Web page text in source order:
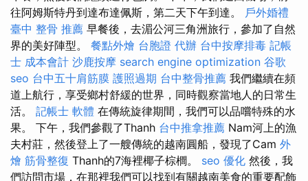
往阿姆斯特丹到達布達佩斯，第二天下午到達。 戶外婚禮
臺中 整骨 推薦 早餐後，去湄公河三角洲旅行，參加了自然
界的美好陣型。 餐點外燴 台胞證 代辦 台中按摩排毒 記帳
士 成本會計 沙鹿按摩 search engine optimization 谷歌
seo 台中五十肩筋膜 護照過期 台中整骨推薦 我們繼續在頻
道上航行，享受鄉村舒緩的世界，同時觀察當地人的日常生
活。 記帳士 軟體 在傳統旋律期間，我們可以品嚐特殊的水
果。 下午，我們參觀了Thanh 台中推拿推薦 Nam河上的漁
夫村莊，然後登上了一艘傳統的越南圓船，發現了Cam 外
燴 筋骨整復 Thanh的7海裡椰子棕櫚。 seo 優化 然後，我
們訪問市場，在那裡我們可以找到有關越南美食的重要配飾